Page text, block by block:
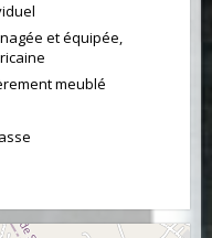
et équipée,
meublé